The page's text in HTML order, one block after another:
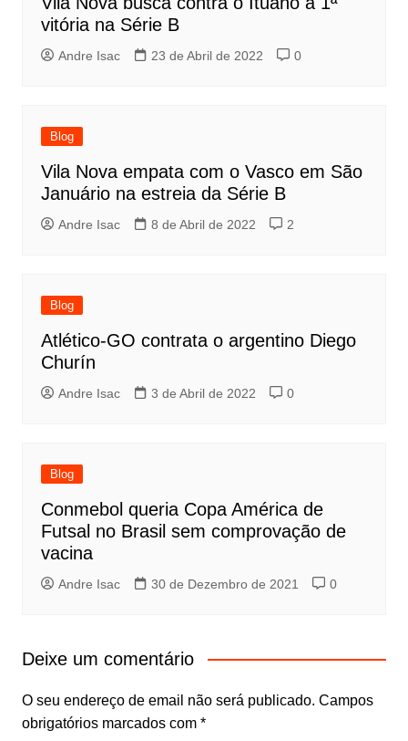
vitória na Série B
Andre Isac 23 de Abril de 2022 0
Blog
Vila Nova empata com o Vasco em São
Januário na estreia da Série B
Andre Isac 8 de Abril de 2022 2
Blog
Atlético-GO contrata o argentino Diego
Churín
Andre Isac 3 de Abril de 2022 0
Blog
Conmebol queria Copa América de
Futsal no Brasil sem comprovação de
vacina
Andre Isac 30 de Dezembro de 2021 0
Deixe um comentário
O seu endereço de email não será publicado. Campos
obrigatórios marcados com *